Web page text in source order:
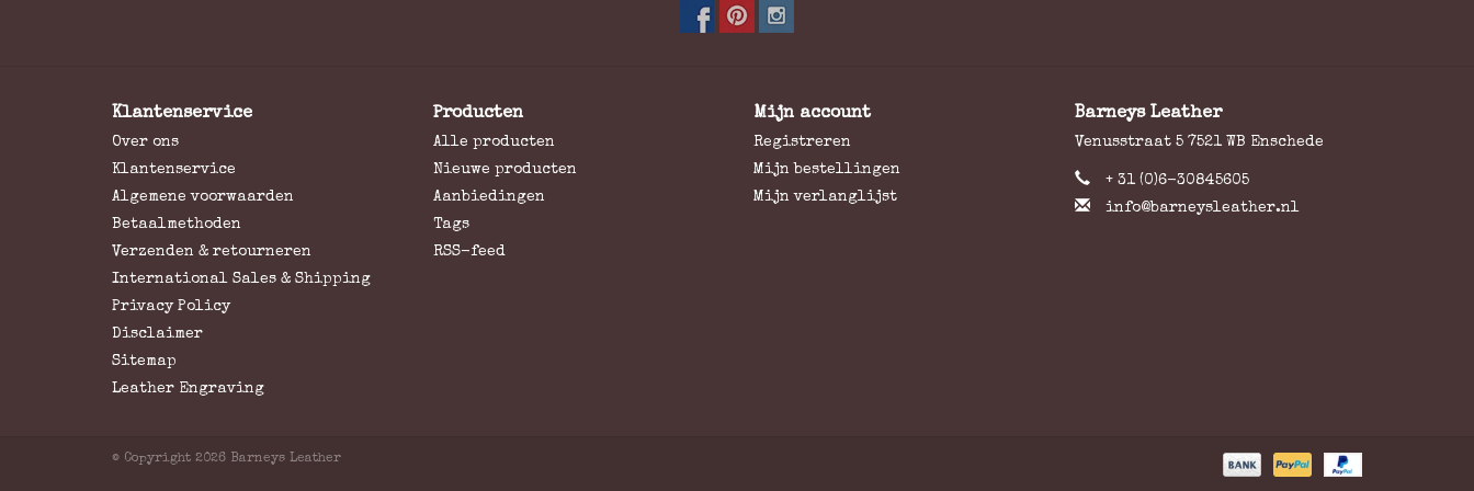
Klantenservice
Over ons
Klantenservice
Algemene voorwaarden
Betaalmethoden
Verzenden & retourneren
International Sales & Shipping
Privacy Policy
Disclaimer
Sitemap
Leather Engraving
Producten
Alle producten
Nieuwe producten
Aanbiedingen
Tags
RSS-feed
Mijn account
Registreren
Mijn bestellingen
Mijn verlanglijst
Barneys Leather
Venusstraat 5 7521 WB Enschede
+ 31 (0)6-30845605
info@barneysleather.nl